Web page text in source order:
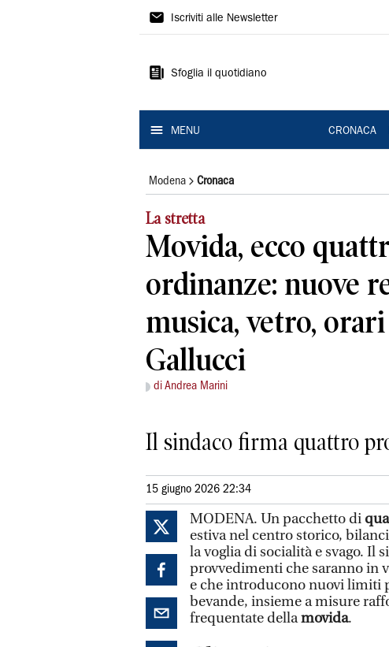
Gazzetta
Modena
Iscriviti alle Newsletter
Sfoglia il quotidiano
MENU CRONACA
Modena Cronaca
La stretta
Movida, ecco
ordinanze: nuove
musica, vetro,
Gallucci
di Andrea Marini
Il sindaco firma quattro
15 giugno 2026 22:34
MODENA. Un pacchetto di
estiva nel centro storico,
la voglia di socialità e svago. Il
provvedimenti che saranno in
e che introducono nuovi limiti
bevande, insieme a misure
frequentate dellamovida.